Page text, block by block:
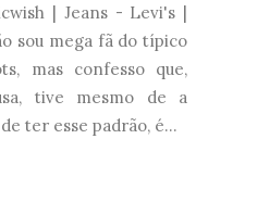
| Jeans - Levi's |
sou mega fã do típico
mas confesso que,
tive mesmo de a
ter esse padrão, é...